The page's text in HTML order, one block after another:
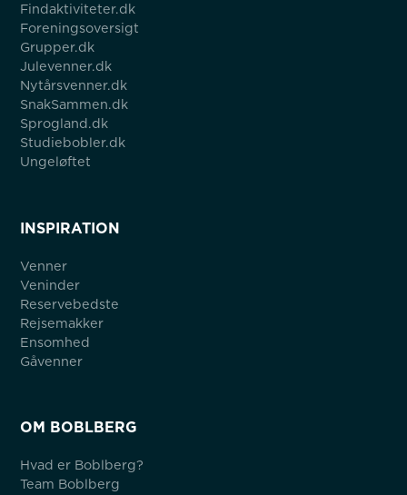
Findaktiviteter.dk
Foreningsoversigt
Grupper.dk
Julevenner.dk
Nytårsvenner.dk
SnakSammen.dk
Sprogland.dk
Studiebobler.dk
Ungeløftet
INSPIRATION
Venner
Veninder
Reservebedste
Rejsemakker
Ensomhed
Gåvenner
OM BOBLBERG
Hvad er Boblberg?
Team Boblberg